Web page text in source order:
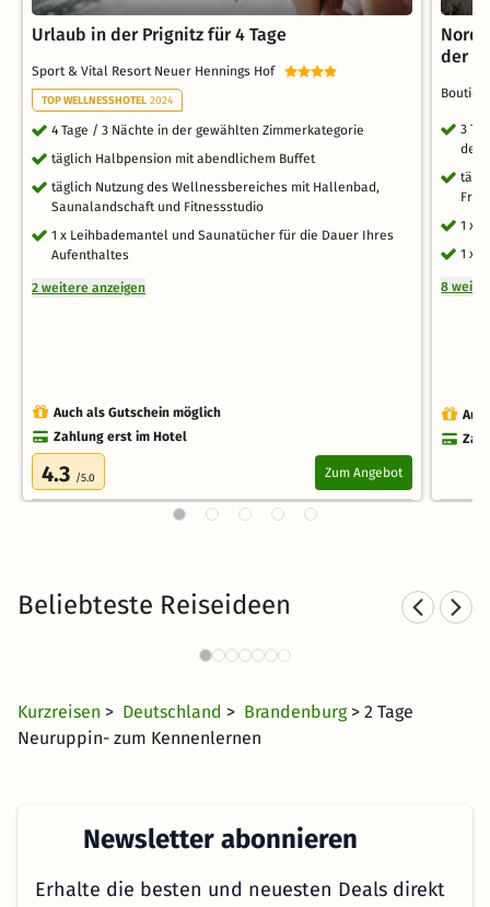
Urlaub in der Prignitz für 4 Tage
Sport & Vital Resort Neuer Hennings Hof
TOP WELLNESSHOTEL 2024
4 Tage / 3 Nächte in der gewählten Zimmerkategorie
täglich Halbpension mit abendlichem Buffet
täglich Nutzung des Wellnessbereiches mit Hallenbad,
Saunalandschaft und Fitnessstudio
1 x Leihbademantel und Saunatücher für die Dauer Ihres
Aufenthaltes
2 weitere anzeigen
Auch als Gutschein möglich
Zahlung erst im Hotel
4.3 /5.0 Zum Angebot
der
3
des
1 x
1 x
8
Beliebteste Reiseideen
Hotel am See in
Kurzreisen > Deutschland > Brandenburg > 2 Tage
Neuruppin- zum Kennenlernen
Newsletter abonnieren
Erhalte die besten und neuesten Deals direkt